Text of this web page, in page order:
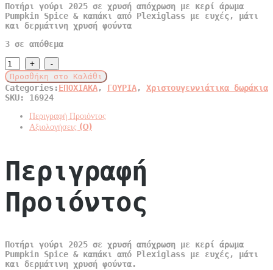
Ποτήρι γούρι 2025 σε χρυσή απόχρωση με κερί άρωμα
Pumpkin Spice & καπάκι από Plexiglass με ευχές, μάτι
και δερμάτινη χρυσή φούντα
3 σε απόθεμα
ΠΟΤΗΡΙ
ΜΕ
ΚΕΡΙ
ΓΟΥΡΙ
2025
ΑΡΩΜΑ
Pumpkin
Προσθήκη στο Καλάθι
Categories:ΕΠΟΧΙΑΚΑ, ΓΟΥΡΙΑ, Χριστουγεννιάτικα δωράκια
SKU: 16924
Περιγραφή Προιόντος
Αξιολογήσεις (0)
Περιγραφή
Προιόντος
Ποτήρι γούρι 2025 σε χρυσή απόχρωση με κερί άρωμα
Pumpkin Spice & καπάκι από Plexiglass με ευχές, μάτι
και δερμάτινη χρυσή φούντα.